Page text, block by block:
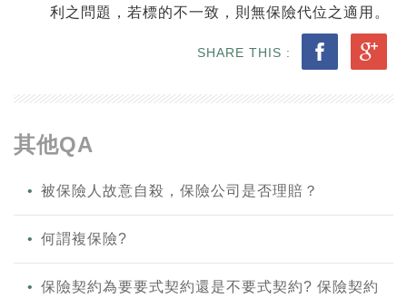
利之問題，若標的不一致，則無保險代位之適用。
SHARE THIS :
其他QA
被保險人故意自殺，保險公司是否理賠？
何謂複保險?
保險契約為要要式契約還是不要式契約? 保險契約